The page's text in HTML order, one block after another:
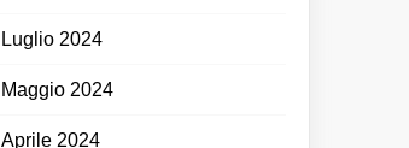
Luglio 2024
Maggio 2024
Aprile 2024